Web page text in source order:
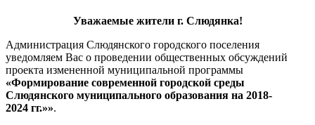
Уважаемые жители г. Слюдянка!
Администрация Слюдянского городского поселения
уведомляем Вас о проведении общественных обсуждений
проекта измененной муниципальной программы
«Формирование современной городской среды
Слюдянского муниципального образования на 2018-
2024 гг.»».